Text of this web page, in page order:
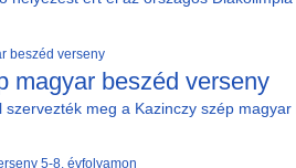
magyar beszéd verseny
meg a Kazinczy szép